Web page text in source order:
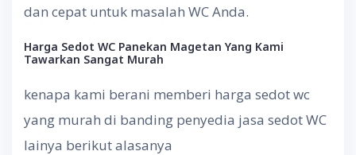
dan cepat untuk masalah WC Anda.
Harga Sedot WC Panekan Magetan Yang Kami
Tawarkan Sangat Murah
kenapa kami berani memberi harga sedot wc
yang murah di banding penyedia jasa sedot WC
lainya berikut alasanya